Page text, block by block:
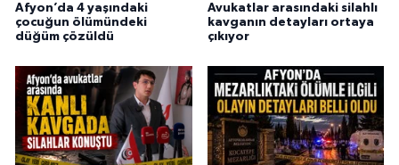
Afyon’da 4 yaşındaki
çocuğun ölümündeki
düğüm çözüldü
Avukatlar arasındaki silahlı
kavganın detayları ortaya
çıkıyor